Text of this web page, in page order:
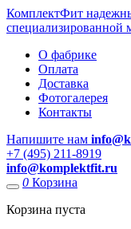
КомплектФит
специализированной
О фабрике
Оплата
Доставка
Фотогалерея
Контакты
Напишите нам
​+7 (495) 211-8919
info@komplektfit.ru
0 Корзина
Корзина пуста